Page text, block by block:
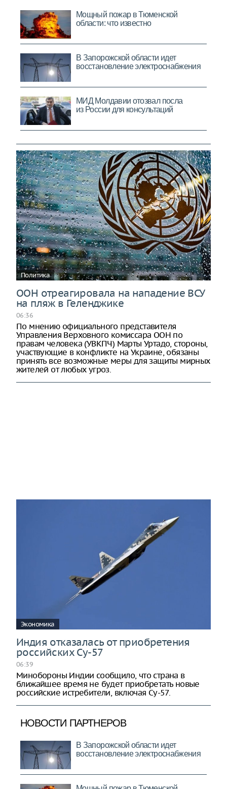
Политика
ООН отреагировала на нападение ВСУ
на пляж в Геленджике
06:36
По мнению официального представителя
Управления Верховного комиссара ООН по
правам человека (УВКПЧ) Марты Уртадо, стороны,
участвующие в конфликте на Украине, обязаны
принять все возможные меры для защиты мирных
жителей от любых угроз.
Экономика
Индия отказалась от приобретения
российских Су-57
06:39
Минобороны Индии сообщило, что страна в
ближайшее время не будет приобретать новые
российские истребители, включая Су-57.